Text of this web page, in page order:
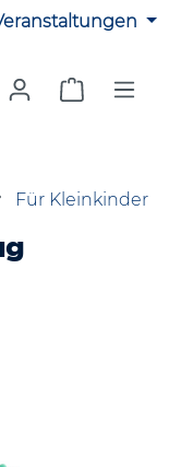
hast 0 Produkte auf
Warenkorb
Für Kleinkinder